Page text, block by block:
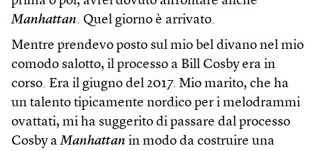
Manhattan. Quel giorno è arrivato.
Mentre prendevo posto sul mio bel divano nel mio
comodo salotto, il processo a Bill Cosby era in
corso. Era il giugno del 2017. Mio marito, che ha
un talento tipicamente nordico per i melodrammi
ovattati, mi ha suggerito di passare dal processo
Cosby aManhattan in modo da costruire una